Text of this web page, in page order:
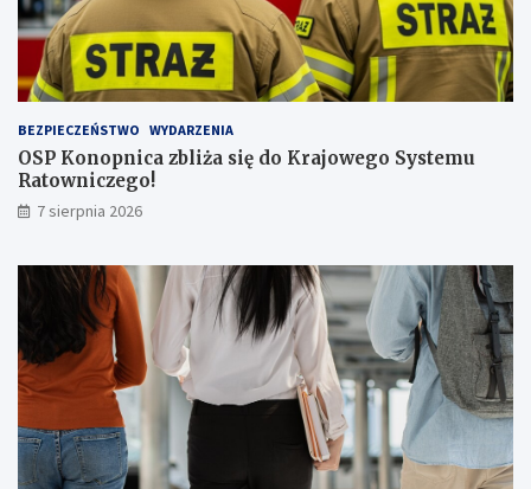
b
ą
a
a
ż
e
r
!
BEZPIECZEŃSTWO WYDARZENIA
OSP Konopnica zbliża się do Krajowego Systemu
Ratowniczego!
7 sierpnia 2026